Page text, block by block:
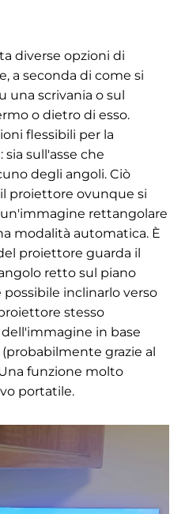
diverse opzioni di
a seconda di come si
una scrivania o sul
o dietro di esso.
flessibili per la
sull'asse che
degli angoli. Ciò
proiettore ovunque si
rettangolare
modalità automatica. È
proiettore guarda il
retto sul piano
inclinarlo verso
stesso
in base
grazie al
funzione molto
portatile.